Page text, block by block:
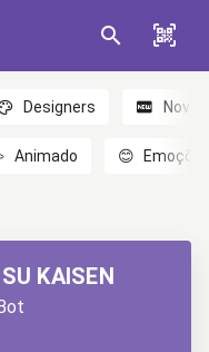
Designers Novo
Animado 😊
KAISEN